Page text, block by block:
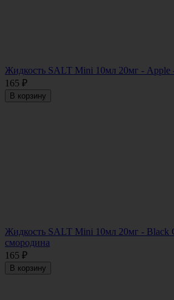
Жидкость SALT Mini 10мл 20мг - Apple
165 ₽
В корзину
Жидкость SALT Mini 10мл 20мг - Black
смородина
165 ₽
В корзину